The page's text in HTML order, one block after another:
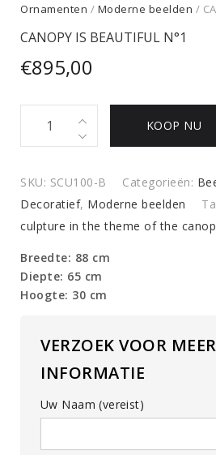
Ornamenten / Moderne beelden /
CANOPY IS BEAUTIFUL N°1
€895,00
N°1
quantity
KOOP NU
SKU: SCU100-B Categorieën:
Decoratief, Moderne beelden
culpture in the theme of the
Breedte: 88 cm
Diepte: 65 cm
Hoogte: 30 cm
VERZOEK VOOR MEER
INFORMATIE
Uw Naam (vereist)